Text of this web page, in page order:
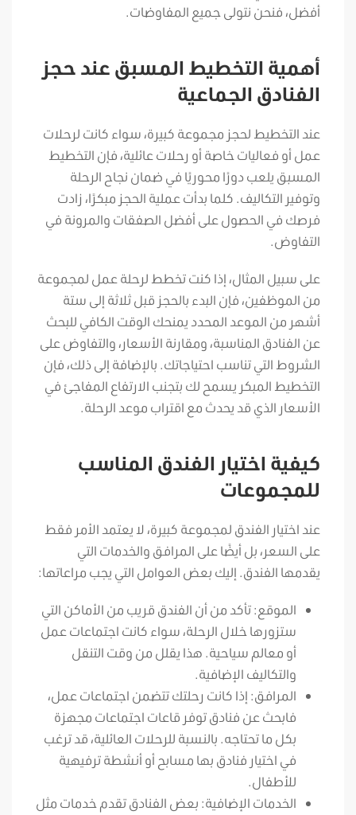
أفضل، فنحن نتولى جميع المفاوضات.
أهمية التخطيط المسبق عند حجز
الفنادق الجماعية
عند التخطيط لحجز مجموعة كبيرة، سواء كانت لرحلات
عمل أو فعاليات خاصة أو رحلات عائلية، فإن التخطيط
المسبق يلعب دورًا محوريًا في ضمان نجاح الرحلة
وتوفير التكاليف. كلما بدأت عملية الحجز مبكرًا، زادت
فرصك في الحصول على أفضل الصفقات والمرونة في
التفاوض.
على سبيل المثال، إذا كنت تخطط لرحلة عمل لمجموعة
من الموظفين، فإن البدء بالحجز قبل ثلاثة إلى ستة
أشهر من الموعد المحدد يمنحك الوقت الكافي للبحث
عن الفنادق المناسبة، ومقارنة الأسعار، والتفاوض على
الشروط التي تناسب احتياجاتك. بالإضافة إلى ذلك، فإن
التخطيط المبكر يسمح لك بتجنب الارتفاع المفاجئ في
الأسعار الذي قد يحدث مع اقتراب موعد الرحلة.
كيفية اختيار الفندق المناسب
للمجموعات
عند اختيار الفندق لمجموعة كبيرة، لا يعتمد الأمر فقط
على السعر، بل أيضًا على المرافق والخدمات التي
يقدمها الفندق. إليك بعض العوامل التي يجب مراعاتها:
الموقع: تأكد من أن الفندق قريب من الأماكن التي
ستزورها خلال الرحلة، سواء كانت اجتماعات عمل
أو معالم سياحية. هذا يقلل من وقت التنقل
والتكاليف الإضافية.
المرافق: إذا كانت رحلتك تتضمن اجتماعات عمل،
فابحث عن فنادق توفر قاعات اجتماعات مجهزة
بكل ما تحتاجه. بالنسبة للرحلات العائلية، قد ترغب
في اختيار فنادق بها مسابح أو أنشطة ترفيهية
للأطفال.
الخدمات الإضافية: بعض الفنادق تقدم خدمات مثل